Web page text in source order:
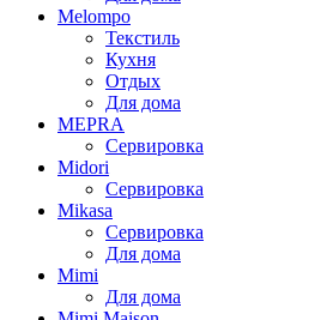
Melompo
Текстиль
Кухня
Отдых
Для дома
MEPRA
Сервировка
Midori
Сервировка
Mikasa
Сервировка
Для дома
Mimi
Для дома